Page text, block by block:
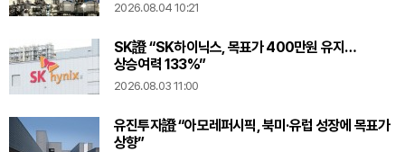
2026.08.04 10:21
SK證 “SK하이닉스, 목표가 400만원 유지…
상승여력 133%”
2026.08.03 11:00
유진투자證 “아모레퍼시픽, 북미·유럽 성장에 목표가
상향”